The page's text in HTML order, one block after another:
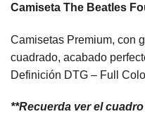
Camiseta The Beatles
Camisetas Premium, con
cuadrado, acabado
Definición DTG – Full
**Recuerda ver el